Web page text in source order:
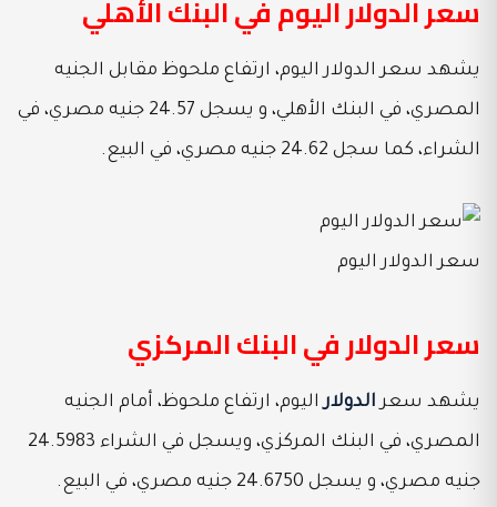
سعر الدولار اليوم في البنك الأهلي
يشهد سعر الدولار اليوم، ارتفاع ملحوظ مقابل الجنيه
المصري، في البنك الأهلي، و يسجل 24.57 جنيه مصري، في
الشراء، كما سجل 24.62 جنيه مصري، في البيع.
سعر الدولار اليوم
سعر الدولار في البنك المركزي
يشهد سعرالدولاراليوم، ارتفاع ملحوظ، أمام الجنيه
المصري، في البنك المركزي، ويسجل في الشراء 24.5983
جنيه مصري، و يسجل 24.6750 جنيه مصري، في البيع.